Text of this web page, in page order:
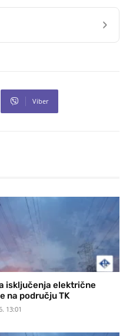
›
Viber
isključenja električne
na području TK
13:01